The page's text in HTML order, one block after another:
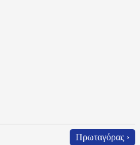
Πρωταγόρας ›